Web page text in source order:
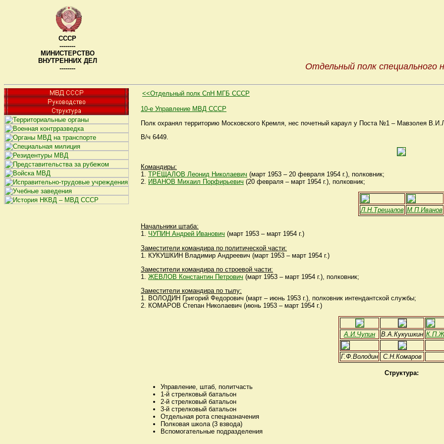
СССР
--------
МИНИСТЕРСТВО
ВНУТРЕННИХ ДЕЛ
--------
Отдельный полк специального
<<Отдельный полк СпН МГБ СССР
10-е Управление МВД СССР
Полк охранял территорию Московского Кремля, нес почетный караул у Поста №1 – Мавзолея
В/ч 6449.
Командиры:
1. ТРЕЩАЛОВ Леонид Николаевич (март 1953 – 20 февраля 1954 г.), полковник;
2. ИВАНОВ Михаил Порфирьевич (20 февраля – март 1954 г.), полковник;
Л.Н.Трещалов М.П.Иванов
Начальники штаба:
1. ЧУПИН Андрей Иванович (март 1953 – март 1954 г.)
Заместители командира по политической части:
1. КУКУШКИН Владимир Андреевич (март 1953 – март 1954 г.)
Заместители командира по строевой части:
1. ЖЕВЛОВ Константин Петрович (март 1953 – март 1954 г.), полковник;
Заместители командира по тылу:
1. ВОЛОДИН Григорий Федорович (март – июнь 1953 г.), полковник интендантской службы;
2. КОМАРОВ Степан Николаевич (июнь 1953 – март 1954 г.)
А.И.Чупин В.А.Кукушкин
Г.Ф.Володин С.Н.Комаров
Структура:
Управление, штаб, политчасть
1-й стрелковый батальон
2-й стрелковый батальон
3-й стрелковый батальон
Отдельная рота спецназначения
Полковая школа (3 взвода)
Вспомогательные подразделения